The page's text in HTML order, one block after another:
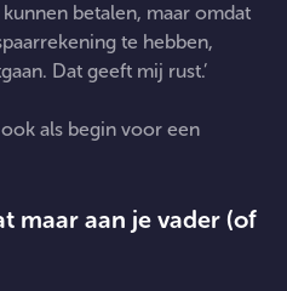
betalen, maar omdat
te hebben,
Dat geeft mij rust.’
als begin voor een
maar aan je vader (of